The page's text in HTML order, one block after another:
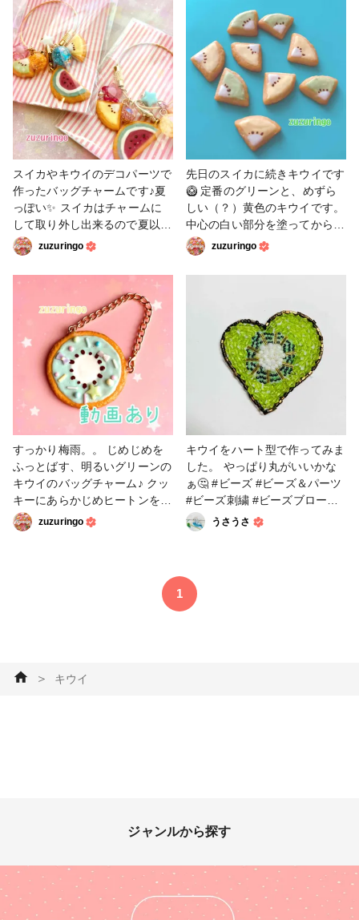
かな仕上がりになりました☆ #
粘土 #キーホルダー #キウ
イ
にしました！ 種類 ☻よもぎパ
ン ☻キウイソースとリフレッ
シュパン🍋🥝 ☻キウイソース
パン🥝 です！ 入れ物は，お母
さんが作ってくれました。 自
分では，作ってません。( ´ ▽ `
スイカやキウイのデコパーツで
作ったバッグチャームです♪夏
っぽい✨ スイカはチャームに
して取り外し出来るので夏以外
でも使えそうです。キラキラな
ビーズや星のカラフルなビーズ
と組み合わせてみました。 #粘
土 #バッグチャーム #スイ
カ #キウイ
zuzuringo
先日のスイカに続きキウイです
🥝 定番のグリーンと、めずら
しい（？）黄色のキウイです。
中心の白い部分を塗ってからグ
リーンと黄色を塗り、 乾燥後
に爪楊枝でタネを描きました⭐︎
#デコパーツ #アイシングク
zuzuringo
すっかり梅雨。。 じめじめを
ふっとばす、明るいグリーンの
キウイのバッグチャーム♪ クッ
キーにあらかじめヒートンを付
けておきます。 アイシングソ
ースでデコレーション♪ 乾燥
スイーツデコ #バッグチャーム
zuzuringo
キウイをハート型で作ってみま
した。 やっぱり丸がいいかな
ぁ🤔 #ビーズ #ビーズ＆パーツ
#ビーズ刺繍 #ビーズブローチ
#キウイうさうさ
1
＞ キウイ
ジャンルから探す